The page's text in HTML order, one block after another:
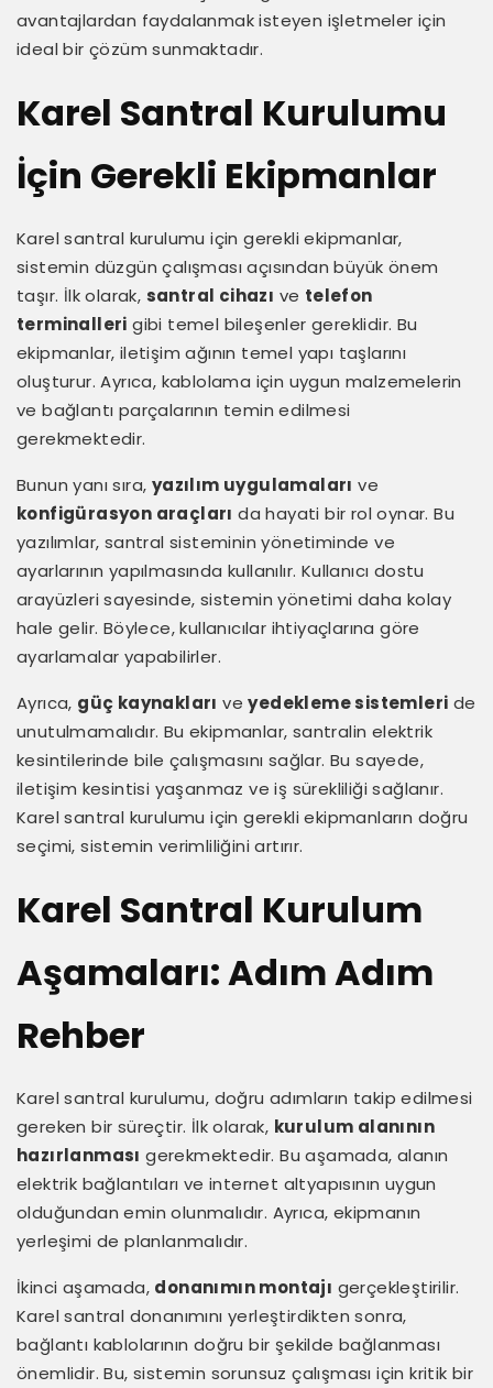
avantajlardan faydalanmak isteyen işletmeler için
ideal bir çözüm sunmaktadır.
Karel Santral Kurulumu
İçin Gerekli Ekipmanlar
Karel santral kurulumu için gerekli ekipmanlar,
sistemin düzgün çalışması açısından büyük önem
taşır. İlk olarak, santral cihazı ve telefon
terminalleri gibi temel bileşenler gereklidir. Bu
ekipmanlar, iletişim ağının temel yapı taşlarını
oluşturur. Ayrıca, kablolama için uygun malzemelerin
ve bağlantı parçalarının temin edilmesi
gerekmektedir.
Bunun yanı sıra, yazılım uygulamaları ve
konfigürasyon araçları da hayati bir rol oynar. Bu
yazılımlar, santral sisteminin yönetiminde ve
ayarlarının yapılmasında kullanılır. Kullanıcı dostu
arayüzleri sayesinde, sistemin yönetimi daha kolay
hale gelir. Böylece, kullanıcılar ihtiyaçlarına göre
ayarlamalar yapabilirler.
Ayrıca, güç kaynakları veyedekleme sistemleri de
unutulmamalıdır. Bu ekipmanlar, santralin elektrik
kesintilerinde bile çalışmasını sağlar. Bu sayede,
iletişim kesintisi yaşanmaz ve iş sürekliliği sağlanır.
Karel santral kurulumu için gerekli ekipmanların doğru
seçimi, sistemin verimliliğini artırır.
Karel Santral Kurulum
Aşamaları: Adım Adım
Rehber
Karel santral kurulumu, doğru adımların takip edilmesi
gereken bir süreçtir. İlk olarak, kurulum alanının
hazırlanması gerekmektedir. Bu aşamada, alanın
elektrik bağlantıları ve internet altyapısının uygun
olduğundan emin olunmalıdır. Ayrıca, ekipmanın
yerleşimi de planlanmalıdır.
İkinci aşamada, donanımın montajı gerçekleştirilir.
Karel santral donanımını yerleştirdikten sonra,
bağlantı kablolarının doğru bir şekilde bağlanması
önemlidir. Bu, sistemin sorunsuz çalışması için kritik bir